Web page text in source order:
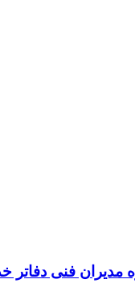
مدیران فنی دفاتر